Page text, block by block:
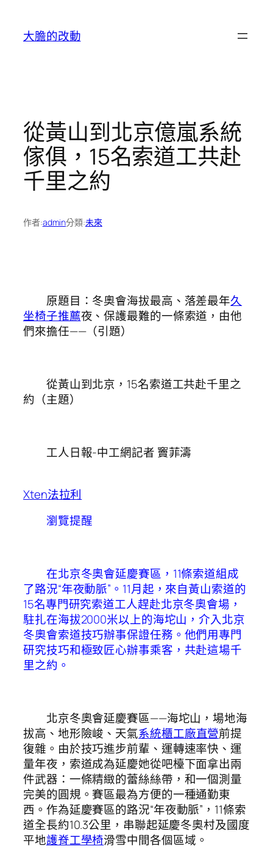
大膽的改動
從黃山到北京億嵐系統
傢俱，15名索道工共赴
千里之約
作者:admin分類:未來
原題目：冬奧會海拔最高、落差最年久
坐椅子推薦夜、保護最難的一條索道，由他
們來擔任——（引題）
從黃山到北京，15名索道工共赴千里之
約（主題）
工人日報-中工網記者 竇菲濤
Xten法拉利
瀏覽提醒
在北京冬奧會延慶賽區，11條索道組成
了路況“年夜動脈”。11月起，來自黃山索道的
15名專門研究索道工人趕赴北京冬奧會場，
駐扎在海拔2000米以上的海坨山，介入北京
冬奧會索道技巧辦事保證任務。他們用專門
研究技巧和極致匠心辦事乘客，共赴這場千
里之約。
北京冬奧會延慶賽區——海坨山，場地海
拔高、地形險峻、天氣系統櫃工廠直營前提
復雜。由於技巧進步前輩、運轉速率快、運
量年夜，索道成為延慶她從吧檯下面拿出兩
件武器：一條精緻的蕾絲絲帶，和一個測量
完美的圓規。賽區最為方便的一種通勤東
西。作為延慶賽區的路況“年夜動脈”，11條索
道全長約10.3公里，串聯起延慶冬奧村及國度
平地護脊工學椅滑雪中間各個區域。